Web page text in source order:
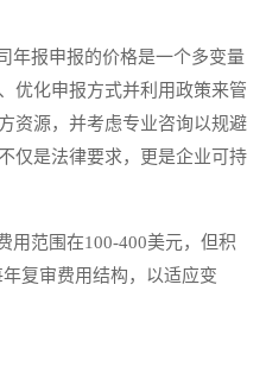
报申报的价格是一个多变量
优化申报方式并利用政策来管
资源，并考虑专业咨询以规避
仅是法律要求，更是企业可持
范围在100-400美元，但积
复审费用结构，以适应变